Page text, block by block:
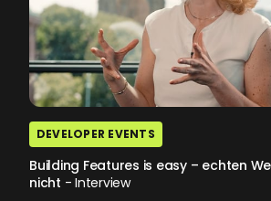
DEVELOPER EVENTS
Building Features is easy – echten
nicht - Interview